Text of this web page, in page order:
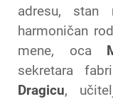
adresu,
harmoničan
mene, oca
sekretara
Dragicu,